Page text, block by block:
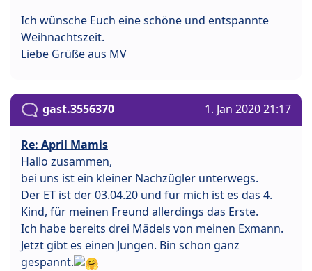
Ich wünsche Euch eine schöne und entspannte
Weihnachtszeit.
Liebe Grüße aus MV
gast.3556370 1. Jan 2020 21:17
Re: April Mamis
Hallo zusammen,
bei uns ist ein kleiner Nachzügler unterwegs.
Der ET ist der 03.04.20 und für mich ist es das 4.
Kind, für meinen Freund allerdings das Erste.
Ich habe bereits drei Mädels von meinen Exmann.
Jetzt gibt es einen Jungen. Bin schon ganz
gespannt.